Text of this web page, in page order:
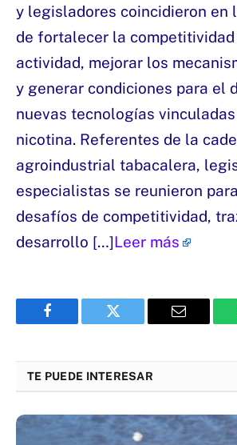
y legisladores coincidieron en
de fortalecer la competitividad
actividad, mejorar los
y generar condiciones para el
nuevas tecnologías
nicotina. Referentes de la
agroindustrial tabacalera,
especialistas se reunieron
desafíos de competitividad,
desarrollo […]Leer más
Facebook Twitter Email
TE PUEDE INTERESAR